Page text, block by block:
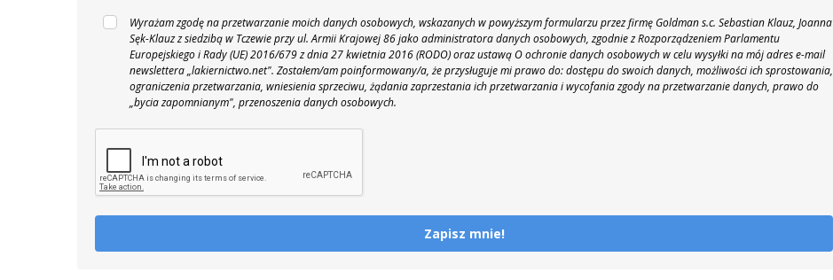
Wyrażam zgodę na przetwarzanie moich danych osobowych, wskazanych w powyższym formularzu przez firmę Goldman s.c. Sebastian Klauz, Joanna
Sęk-Klauz z siedzibą w Tczewie przy ul. Armii Krajowej 86 jako administratora danych osobowych, zgodnie z Rozporządzeniem Parlamentu
Europejskiego i Rady (UE) 2016/679 z dnia 27 kwietnia 2016 (RODO) oraz ustawą O ochronie danych osobowych w celu wysyłki na mój adres e-mail
newslettera „lakiernictwo.net". Zostałem/am poinformowany/a, że przysługuje mi prawo do: dostępu do swoich danych, możliwości ich sprostowania,
ograniczenia przetwarzania, wniesienia sprzeciwu, żądania zaprzestania ich przetwarzania i wycofania zgody na przetwarzanie danych, prawo do
„bycia zapomnianym", przenoszenia danych osobowych.
Zapisz mnie!